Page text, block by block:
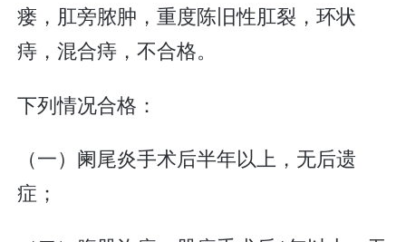
瘘，肛旁脓肿，重度陈旧性肛裂，环状
痔，混合痔，不合格。
下列情况合格：
（一）阑尾炎手术后半年以上，无后遗
症；